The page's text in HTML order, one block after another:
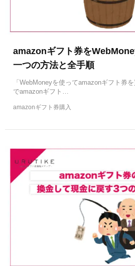
amazonギフト券を
一つの方法と全手順
「WebMoneyを使ってamazonギフト券
でamazonギフト…
amazonギフト券購入